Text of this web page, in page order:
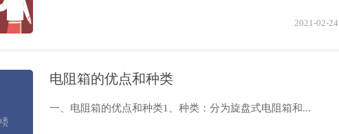
2021-02-24
电阻箱的优点和种类
一、电阻箱的优点和种类1、种类：分为旋盘式电阻箱和...